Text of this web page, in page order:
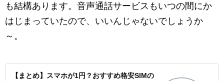
も結構あります。音声通話サービスもいつの間にか
はじまっていたので、いいんじゃないでしょうか
～。
【まとめ】スマホが1円？おすすめ格安SIMの